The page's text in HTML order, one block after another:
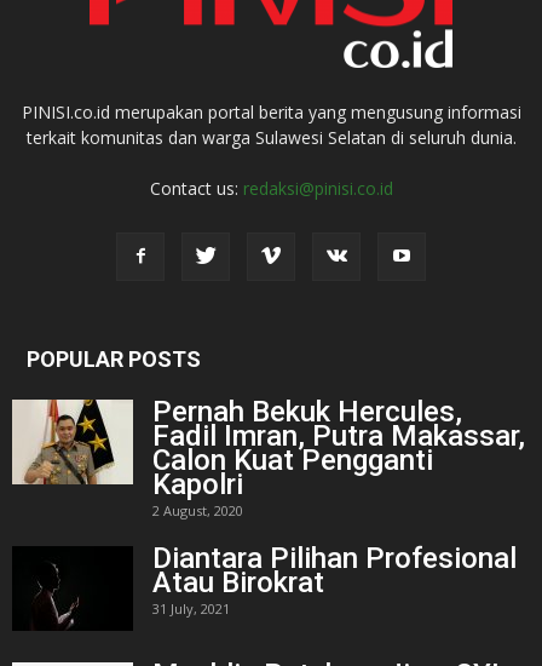
PINISI.co.id merupakan portal berita yang mengusung informasi
terkait komunitas dan warga Sulawesi Selatan di seluruh dunia.
Contact us: redaksi@pinisi.co.id
POPULAR POSTS
Pernah Bekuk Hercules,
Fadil Imran, Putra Makassar,
Calon Kuat Pengganti
Kapolri
2 August, 2020
Diantara Pilihan Profesional
Atau Birokrat
31 July, 2021